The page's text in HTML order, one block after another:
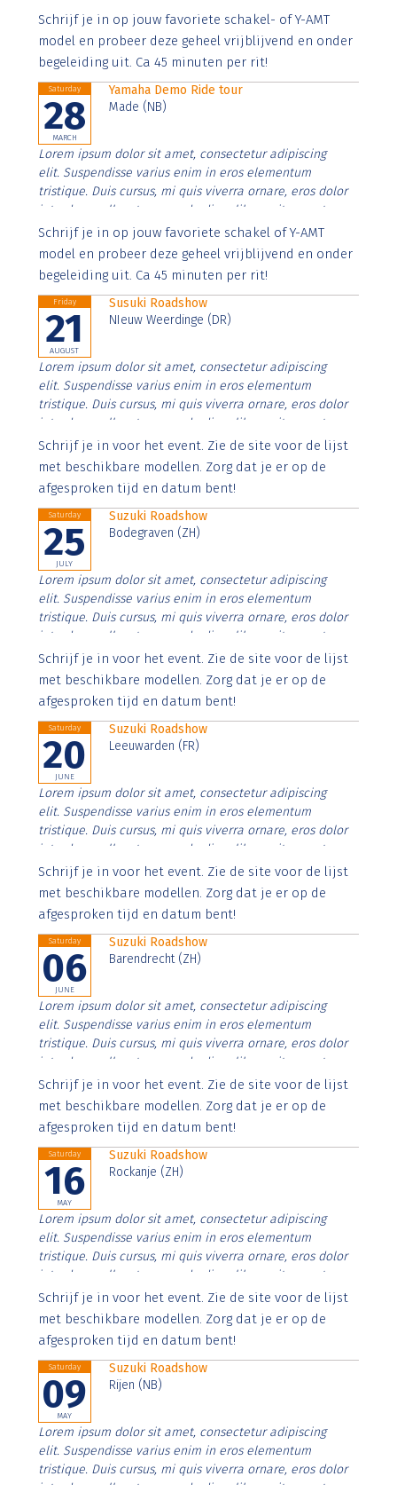
Aenean faucibus nibh et justo cursus id rutrum lorem
imperdiet. Nunc ut sem vitae risus tristique posuere.
Schrijf je in op jouw favoriete schakel- of Y-AMT
model en probeer deze geheel vrijblijvend en onder
begeleiding uit. Ca 45 minuten per rit!
Saturday
28
MARCH
Yamaha Demo Ride tour
Made (NB)
Lorem ipsum dolor sit amet, consectetur adipiscing
elit. Suspendisse varius enim in eros elementum
tristique. Duis cursus, mi quis viverra ornare, eros dolor
interdum nulla, ut commodo diam libero vitae erat.
Aenean faucibus nibh et justo cursus id rutrum lorem
imperdiet. Nunc ut sem vitae risus tristique posuere.
Schrijf je in op jouw favoriete schakel of Y-AMT
model en probeer deze geheel vrijblijvend en onder
begeleiding uit. Ca 45 minuten per rit!
Friday
21
AUGUST
Susuki Roadshow
NIeuw Weerdinge (DR)
Lorem ipsum dolor sit amet, consectetur adipiscing
elit. Suspendisse varius enim in eros elementum
tristique. Duis cursus, mi quis viverra ornare, eros dolor
interdum nulla, ut commodo diam libero vitae erat.
Aenean faucibus nibh et justo cursus id rutrum lorem
imperdiet. Nunc ut sem vitae risus tristique posuere.
Schrijf je in voor het event. Zie de site voor de lijst
met beschikbare modellen. Zorg dat je er op de
afgesproken tijd en datum bent!
Saturday
25
JULY
Suzuki Roadshow
Bodegraven (ZH)
Lorem ipsum dolor sit amet, consectetur adipiscing
elit. Suspendisse varius enim in eros elementum
tristique. Duis cursus, mi quis viverra ornare, eros dolor
interdum nulla, ut commodo diam libero vitae erat.
Aenean faucibus nibh et justo cursus id rutrum lorem
imperdiet. Nunc ut sem vitae risus tristique posuere.
Schrijf je in voor het event. Zie de site voor de lijst
met beschikbare modellen. Zorg dat je er op de
afgesproken tijd en datum bent!
Saturday
20
JUNE
Suzuki Roadshow
Leeuwarden (FR)
Lorem ipsum dolor sit amet, consectetur adipiscing
elit. Suspendisse varius enim in eros elementum
tristique. Duis cursus, mi quis viverra ornare, eros dolor
interdum nulla, ut commodo diam libero vitae erat.
Aenean faucibus nibh et justo cursus id rutrum lorem
imperdiet. Nunc ut sem vitae risus tristique posuere.
Schrijf je in voor het event. Zie de site voor de lijst
met beschikbare modellen. Zorg dat je er op de
afgesproken tijd en datum bent!
Saturday
06
JUNE
Suzuki Roadshow
Barendrecht (ZH)
Lorem ipsum dolor sit amet, consectetur adipiscing
elit. Suspendisse varius enim in eros elementum
tristique. Duis cursus, mi quis viverra ornare, eros dolor
interdum nulla, ut commodo diam libero vitae erat.
Aenean faucibus nibh et justo cursus id rutrum lorem
imperdiet. Nunc ut sem vitae risus tristique posuere.
Schrijf je in voor het event. Zie de site voor de lijst
met beschikbare modellen. Zorg dat je er op de
afgesproken tijd en datum bent!
Saturday
16
MAY
Suzuki Roadshow
Rockanje (ZH)
Lorem ipsum dolor sit amet, consectetur adipiscing
elit. Suspendisse varius enim in eros elementum
tristique. Duis cursus, mi quis viverra ornare, eros dolor
interdum nulla, ut commodo diam libero vitae erat.
Aenean faucibus nibh et justo cursus id rutrum lorem
imperdiet. Nunc ut sem vitae risus tristique posuere.
Schrijf je in voor het event. Zie de site voor de lijst
met beschikbare modellen. Zorg dat je er op de
afgesproken tijd en datum bent!
Saturday
09
MAY
Suzuki Roadshow
Rijen (NB)
Lorem ipsum dolor sit amet, consectetur adipiscing
elit. Suspendisse varius enim in eros elementum
tristique. Duis cursus, mi quis viverra ornare, eros dolor
interdum nulla, ut commodo diam libero vitae erat.